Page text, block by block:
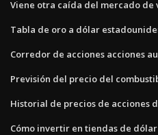
Viene otra caída del mercado de
Tabla de oro a dólar
Corredor de acciones acciones
Previsión del precio del
Historial de precios de acciones
Cómo invertir en tiendas de dólar